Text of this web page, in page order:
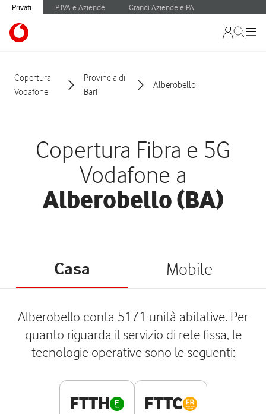
Privati P.IVA e Aziende Grandi Aziende e PA
Copertura
Vodafone
Provincia di
Bari
Alberobello
Copertura Fibra e 5G
Vodafone a
Alberobello (BA)
Casa Mobile
Alberobello conta 5171 unità abitative. Per
quanto riguarda il servizio di rete fissa, le
tecnologie operative sono le seguenti:
FTTH FTTC